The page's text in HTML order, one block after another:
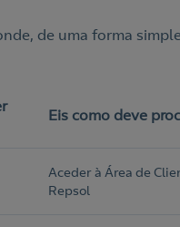
de uma forma
Eis como deve
Aceder à Área de
Repsol